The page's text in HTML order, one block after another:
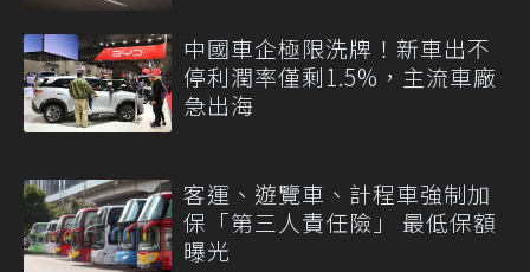
中國車企極限洗牌！新車出不
停利潤率僅剩1.5%，主流車廠
急出海
客運、遊覽車、計程車強制加
保「第三人責任險」 最低保額
曝光